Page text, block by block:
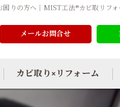
困りの方へ｜MIST工法®カビ取リフ
メールお問合せ
カビ取り×リフォーム